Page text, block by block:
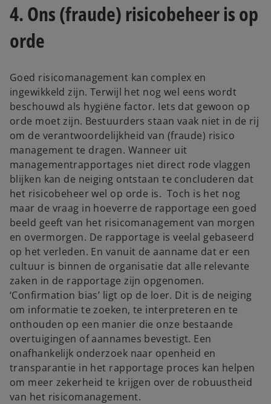
4. Ons (fraude) risicobeheer is op
orde
Goed risicomanagement kan complex en
ingewikkeld zijn. Terwijl het nog wel eens wordt
beschouwd als hygiëne factor. Iets dat gewoon op
orde moet zijn. Bestuurders staan vaak niet in de rij
om de verantwoordelijkheid van (fraude) risico
management te dragen. Wanneer uit
managementrapportages niet direct rode vlaggen
blijken kan de neiging ontstaan te concluderen dat
het risicobeheer wel op orde is. Toch is het nog
maar de vraag in hoeverre de rapportage een goed
beeld geeft van het risicomanagement van morgen
en overmorgen. De rapportage is veelal gebaseerd
op het verleden. En vanuit de aanname dat er een
cultuur is binnen de organisatie dat alle relevante
zaken in de rapportage zijn opgenomen.
‘Confirmation bias’ ligt op de loer. Dit is de neiging
om informatie te zoeken, te interpreteren en te
onthouden op een manier die onze bestaande
overtuigingen of aannames bevestigt. Een
onafhankelijk onderzoek naar openheid en
transparantie in het rapportage proces kan helpen
om meer zekerheid te krijgen over de robuustheid
van het risicomanagement.